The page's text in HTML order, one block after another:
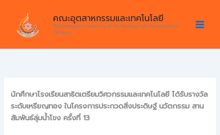
content
คณะอุตสาหกรรมและเทคโนโลยี
Rajamangala University of Technology Isan Sakonnakhon
Campus
นักศึกษาโรงเรียนสาธิตเตรียมวิศวกรรมและเทคโนโลยี ได้รับรางวัล
ระดับเหรียญทอง ในโครงการประกวดสิ่งประดิษฐ์ นวัตกรรม สาน
สัมพันธ์ลุ่มน้ำโขง ครั้งที่ 13